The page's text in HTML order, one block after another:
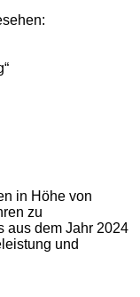
in Höhe von
zu
aus dem Jahr 2024
und